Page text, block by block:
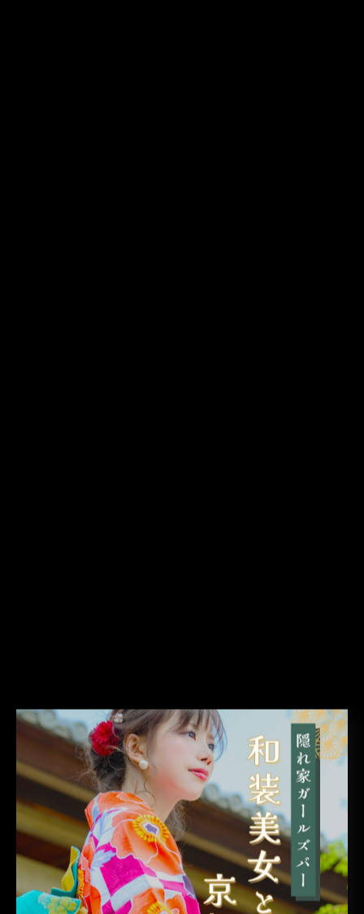
ラベンダー系の色で超可愛いんです🥹レイヤ
ーも入れた！これも美容師さんが上手いこと
切ってくれたからいい感じ～